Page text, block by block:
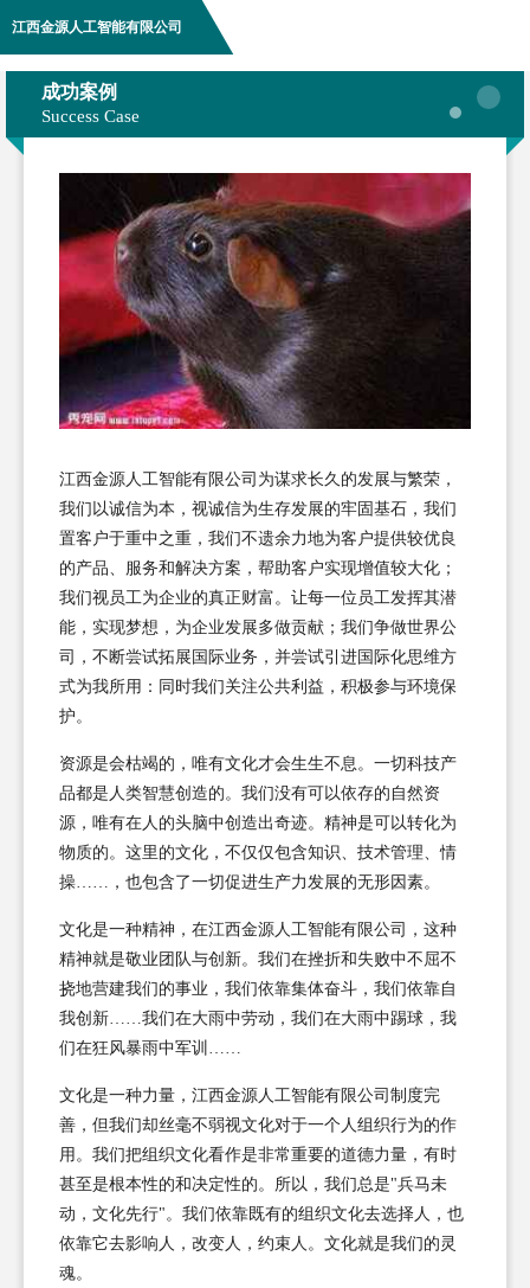
江西金源人工智能有限公司
成功案例
Success Case
江西金源人工智能有限公司为谋求长久的发展与繁荣，
我们以诚信为本，视诚信为生存发展的牢固基石，我们
置客户于重中之重，我们不遗余力地为客户提供较优良
的产品、服务和解决方案，帮助客户实现增值较大化；
我们视员工为企业的真正财富。让每一位员工发挥其潜
能，实现梦想，为企业发展多做贡献；我们争做世界公
司，不断尝试拓展国际业务，并尝试引进国际化思维方
式为我所用：同时我们关注公共利益，积极参与环境保
护。
资源是会枯竭的，唯有文化才会生生不息。一切科技产
品都是人类智慧创造的。我们没有可以依存的自然资
源，唯有在人的头脑中创造出奇迹。精神是可以转化为
物质的。这里的文化，不仅仅包含知识、技术管理、情
操……，也包含了一切促进生产力发展的无形因素。
文化是一种精神，在江西金源人工智能有限公司，这种
精神就是敬业团队与创新。我们在挫折和失败中不屈不
挠地营建我们的事业，我们依靠集体奋斗，我们依靠自
我创新……我们在大雨中劳动，我们在大雨中踢球，我
们在狂风暴雨中军训……
文化是一种力量，江西金源人工智能有限公司制度完
善，但我们却丝毫不弱视文化对于一个人组织行为的作
用。我们把组织文化看作是非常重要的道德力量，有时
甚至是根本性的和决定性的。所以，我们总是"兵马未
动，文化先行"。我们依靠既有的组织文化去选择人，也
依靠它去影响人，改变人，约束人。文化就是我们的灵
魂。